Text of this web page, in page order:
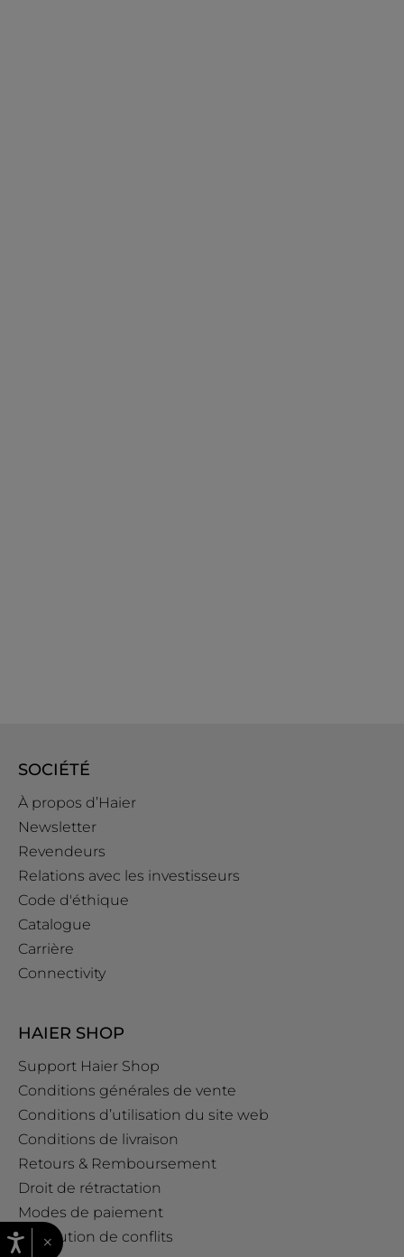
SOCIÉTÉ
À propos d’Haier
Newsletter
Revendeurs
Relations avec les investisseurs
Code d'éthique
Catalogue
Carrière
Connectivity
HAIER SHOP
Support Haier Shop
Conditions générales de vente
Conditions d’utilisation du site web
Conditions de livraison
Retours & Remboursement
Droit de rétractation
Modes de paiement
Résolution de conflits
×